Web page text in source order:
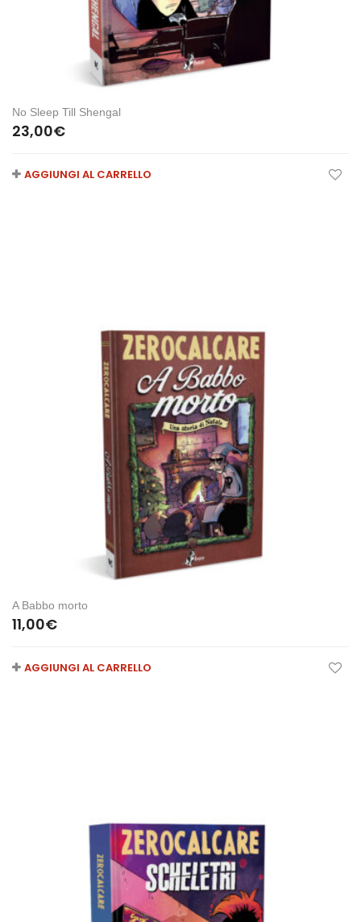
No Sleep Till Shengal
23,00€
AGGIUNGI AL CARRELLO
A Babbo morto
11,00€
AGGIUNGI AL CARRELLO